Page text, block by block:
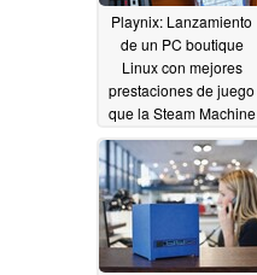
Playnix: Lanzamiento
de un PC boutique
Linux con mejores
prestaciones de juego
que la Steam Machine
de Valve04/18/2026